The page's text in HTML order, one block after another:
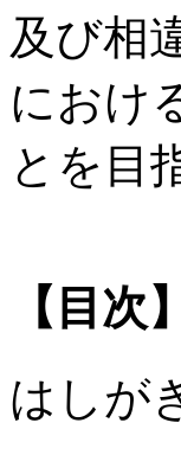
及び相
におけ
とを目
【目次】
はしが